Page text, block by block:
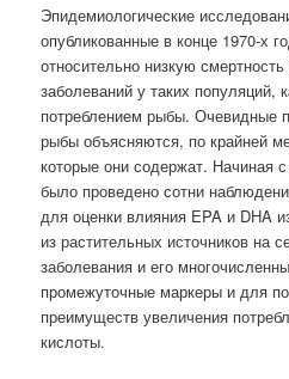
Эпидемиологические
опубликованные в конце 1970-х
относительно низкую
заболеваний у таких популяций,
потреблением рыбы. Очевидные
рыбы объясняются, по крайней
которые они содержат. Начиная
было проведено сотни
для оценки влияния EPA и DHA
из растительных источников на
заболевания и его
промежуточные маркеры и для
преимуществ увеличения
кислоты.